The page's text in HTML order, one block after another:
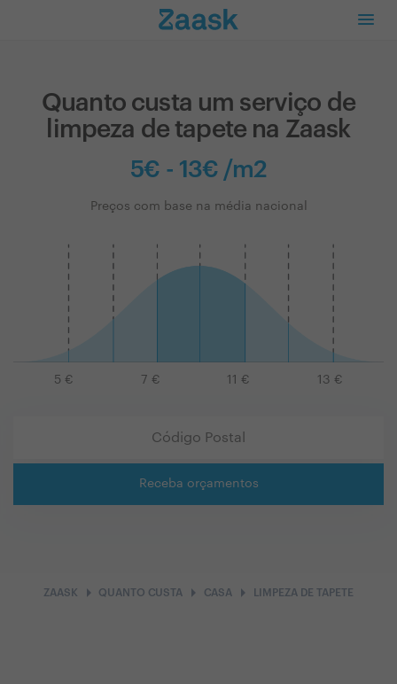
Quanto custa um serviço de
limpeza de tapete na Zaask
5€ - 13€ /m2
Preços com base na média nacional
5 € 7 € 11 € 13 €
Receba orçamentos
ZAASK arrow_right QUANTO CUSTAarrow_right CASA arrow_right LIMPEZA DE TAPETE